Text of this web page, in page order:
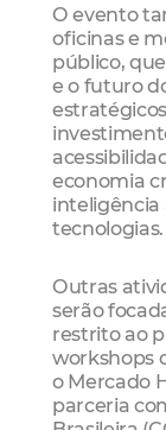
O evento
oficinas e
público,
e o futuro
economia
inteligência
tecnologias.
Outras
serão
restrito ao
workshops
o Mercado
parceria